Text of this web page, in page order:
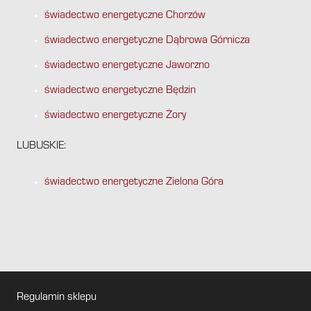
świadectwo energetyczne Chorzów
świadectwo energetyczne Dąbrowa Górnicza
świadectwo energetyczne Jaworzno
świadectwo energetyczne Będzin
świadectwo energetyczne Żory
LUBUSKIE:
świadectwo energetyczne Zielona Góra
Regulamin sklepu